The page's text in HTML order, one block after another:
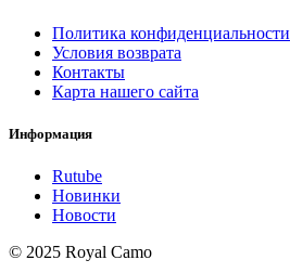
Политика конфиденциальности
Условия возврата
Контакты
Карта нашего сайта
Информация
Rutube
Новинки
Новости
© 2025 Royal Camo